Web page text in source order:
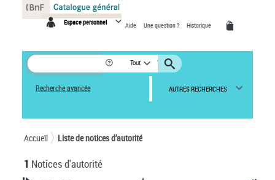
Espace personnel Aide Une question ? Historique
Tout
Recherche avancée AUTRES RECHERCHES
Accueil Liste de notices d’autorité
1 Notices d'autorité
Panneau de gestion des cookies